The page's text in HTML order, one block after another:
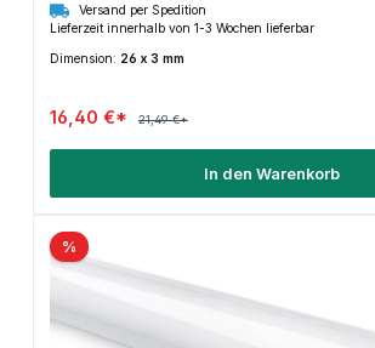
Versand per Spedition
Lieferzeit innerhalb von 1-3 Wochen lieferbar
Dimension: 26 x 3 mm
16,40 €* 21,49 €*
In den Warenkorb
%